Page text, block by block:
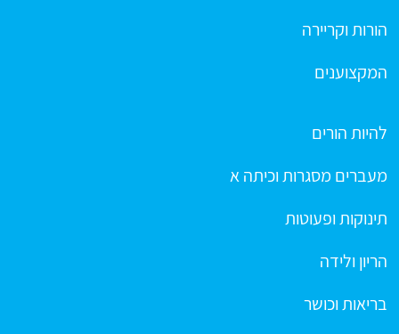
הורות וקריירה
המקצוענים
להיות הורים
מעברים מסגרות וכיתה א
תינוקות ופעוטות
הריון ולידה
בריאות וכושר